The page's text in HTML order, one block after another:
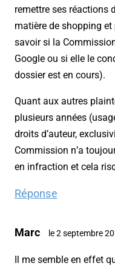
remettre ses réactions
matière de shopping
savoir si la
Google ou si elle le
dossier est en cours).
Quant aux autres
plusieurs années
droits d’auteur,
Commission n’a
en infraction et cela
Réponse
Marc le 2 septembre
Il me semble en effet